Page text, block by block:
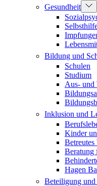
Gesundheit
Bildung und
Schulen
Studium
Aus- und
Inklusion und
Kinder
Betreutes
Beratung
Hagen
Beteiligung und